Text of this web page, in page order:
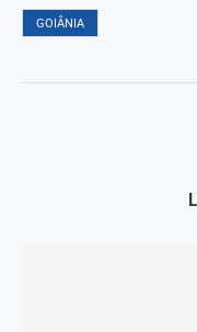
GOIÂNIA